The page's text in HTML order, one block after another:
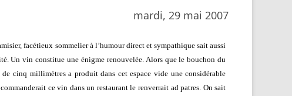
mardi, 29 mai 2007
facétieux sommelier à l’humour direct et sympathique sait aussi
Un vin constitue une énigme renouvelée. Alors que le bouchon du
cinq millimètres a produit dans cet espace vide une considérable
ce vin dans un restaurant le renverrait ad patres. On sait